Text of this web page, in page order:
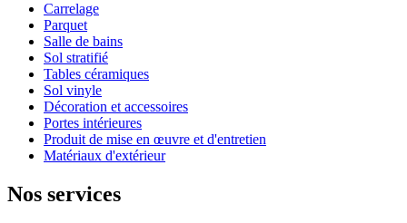
Carrelage
Parquet
Salle de bains
Sol stratifié
Tables céramiques
Sol vinyle
Décoration et accessoires
Portes intérieures
Produit de mise en œuvre et d'entretien
Matériaux d'extérieur
Nos services